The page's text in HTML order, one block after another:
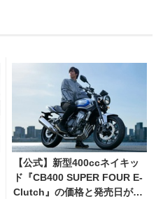
【公式】新型400ccネイキッ
ド『CB400 SUPER FOUR E-
Clutch』の価格と発売日が決